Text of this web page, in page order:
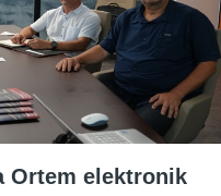
Ortem elektronik